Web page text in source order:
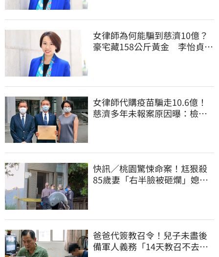
女律師為何能騙到慈濟10億？
豪宅藏158公斤黃金 李怡貞驚
女律師代購疫苗騙走10.6億！
慈濟多年未報案原因曝：檢警
快訊／桃園驚悚命案！尪狠殺
85歲妻「右半臉被砸爛」媳報
爸爸代簽教召令！兒子未盡後
備軍人義務「14天教召不去」